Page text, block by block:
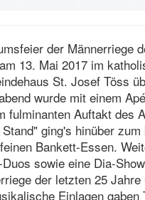
der Männerriege
13. Mai 2017 im
St. Josef Töss
wurde mit einem
fulminanten Auftakt des
ging's hinüber
Bankett-Essen.
sowie eine Dia-
der letzten 25
Einlagen gaben